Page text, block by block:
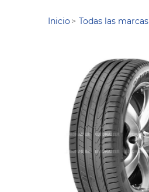
Inicio Todas las marcas